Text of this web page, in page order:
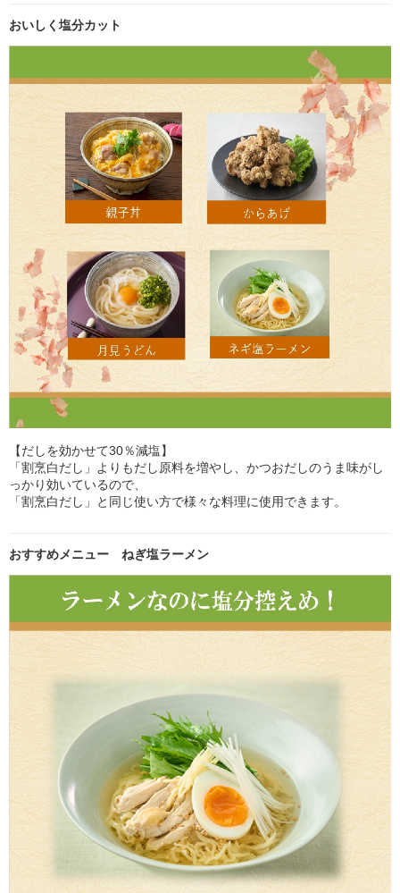
おいしく塩分カット
【だしを効かせて30％減塩】
「割烹白だし」よりもだし原料を増やし、かつおだしのうま味がし
っかり効いているので、
「割烹白だし」と同じ使い方で様々な料理に使用できます。
おすすめメニュー ねぎ塩ラーメン